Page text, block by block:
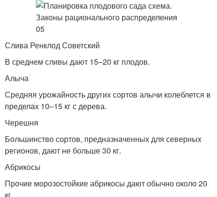
Слива Ренклод Советский
В среднем сливы дают 15–20 кг плодов.
Алыча
Средняя урожайность других сортов алычи колеблется в
пределах 10–15 кг с дерева.
Черешня
Большинство сортов, предназначенных для северных
регионов, дают не больше 30 кг.
Абрикосы
Прочие морозостойкие абрикосы дают обычно около 20